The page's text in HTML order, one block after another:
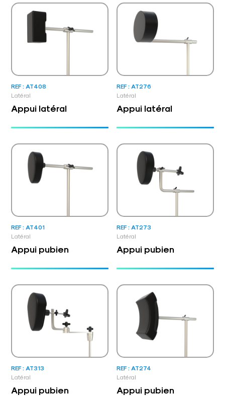
Latéral
REF : AT408
Appui latéral
Latéral
REF : AT276
Appui latéral
Latéral
REF : AT401
Appui pubien
Latéral
REF : AT273
Appui pubien
Latéral
REF : AT313
Appui pubien
Latéral
REF : AT274
Appui pubien